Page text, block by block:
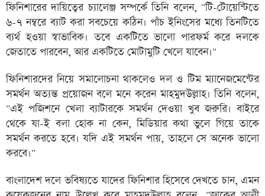
ফিনিশারের দায়িত্বের চ্যালেঞ্জ সম্পর্কে তিনি বলেন, "টি-টোয়েন্টিতে
৬-৭ নম্বরে ব্যাট করা সবচেয়ে কঠিন। পাঁচ ইনিংসের মধ্যে তিনটিতে
ব্যর্থ হওয়া স্বাভাবিক। তবে একটিতে ভালো পারফর্ম করে দলকে
জেতাতে পারবেন, আর একটিতে মোটামুটি খেলে যাবেন।"
ফিনিশারদের নিয়ে সমালোচনা থাকলেও দল ও টিম ম্যানেজমেন্টের
সমর্থন অত্যন্ত প্রয়োজন বলে মনে করেন মাহমুদউল্লাহ। তিনি বলেন,
"এই পজিশনে খেলা ব্যাটারকে সমর্থন দেওয়া খুব জরুরি। বাইরে
থেকে যা-ই বলা হোক না কেন, মিডিয়ার কথা ভুলে গিয়ে তাকে
সমর্থন করতে হবে। যদি এই সমর্থন পায়, তাহলে সে অনেক ভালো
করবে।"
বাংলাদেশ দলে ভবিষ্যতে যাদের ফিনিশার হিসেবে দেখতে চান, এমন